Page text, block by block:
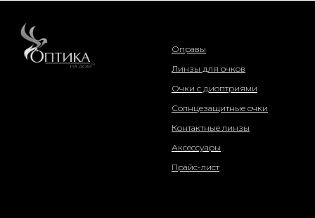
Оправы
Линзы для очков
Очки с диоптриями
Солнцезащитные очки
Контактные линзы
Аксессуары
Прайс-лист